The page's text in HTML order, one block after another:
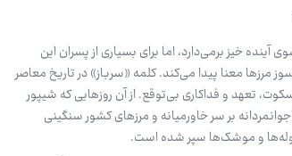
خیز برمی‌دارد، اما برای بسیاری از پسران این
مرزها معنا پیدا می‌کند. کلمه «سرباز» در تاریخ معاصر
تعهد و فداکاری بی‌توقع. از آن روزهایی که شیپور
بر سر خاورمیانه و مرزهای کشور سنگینی
و موشک‌ها سپر شده است.